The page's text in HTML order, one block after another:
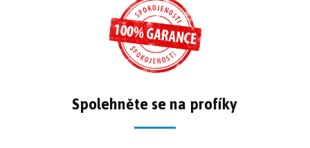
Spolehněte se na profíky